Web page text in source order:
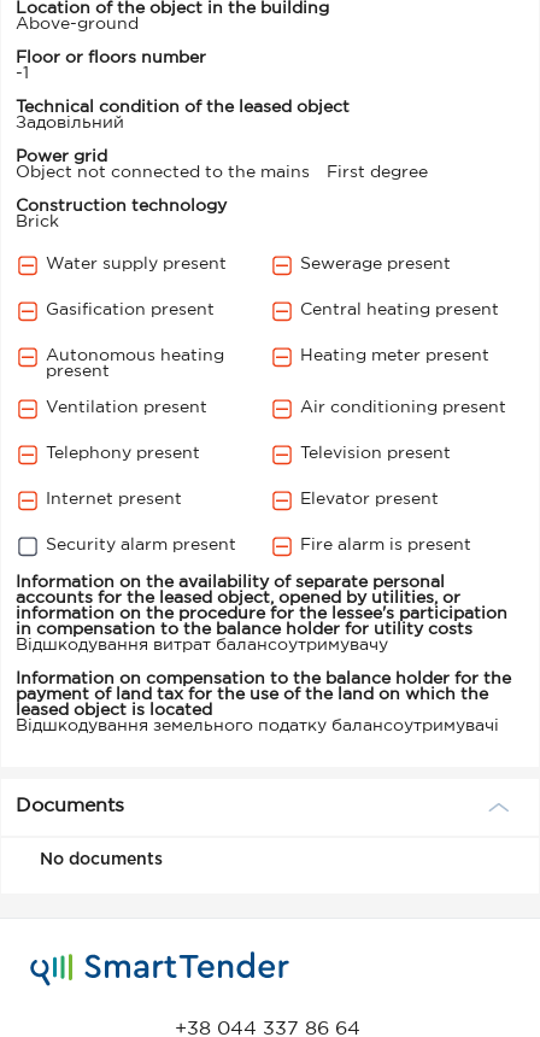
Location of the object in the building
Above-ground
Floor or floors number
-1
Technical condition of the leased object
Задовільний
Power grid
Object not connected to the mains
First degree
Construction technology
Brick
Water supply present Sewerage present
Gasification present Central heating present
Autonomous heating
present
Heating meter present
Ventilation present Air conditioning present
Telephony present Television present
Internet present Elevator present
Security alarm present Fire alarm is present
Information on the availability of separate personal
accounts for the leased object, opened by utilities, or
information on the procedure for the lessee's participation
in compensation to the balance holder for utility costs
Відшкодування витрат балансоутримувачу
Information on compensation to the balance holder for the
payment of land tax for the use of the land on which the
leased object is located
Відшкодування земельного податку балансоутримувачі
Documents
No documents
+38 044 337 86 64